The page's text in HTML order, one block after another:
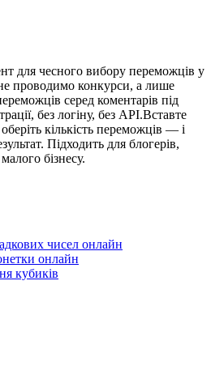
для чесного вибору переможців у
проводимо конкурси, а лише
серед коментарів під
без логіну, без API.Вставте
кількість переможців — і
Підходить для блогерів,
бізнесу.
чисел онлайн
онлайн
кубиків